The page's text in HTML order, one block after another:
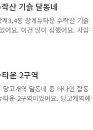
화분을 진열해 놓았어요. 계단
겠다.' 아무 느낌이 들지 않았어
안 달동네, 판자촌을 몰아서 계
산 기슭 달동네
3,4동 상계뉴타운 수락산 기슭
어요. 이건 많이 심했어요. 사람
요. 달동네는 흔히 위생적으로
에요. 아무래도 하수 시설이 그
밖에 대충 던져놓는다면 당연
자기 자신에게 해를 입혀요.
않구요. 그래서 달동네 가면 날
운 2구역
고개역 달동네 중 하나인 합동
운 2구역이었어요. 당고개역에
한 집들이 몰려 있는 곳이 있었
본 후 상계3,4동 주민센터로 가